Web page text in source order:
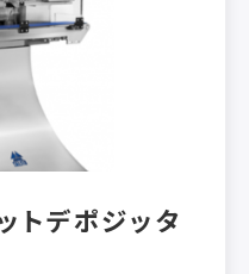
高150mm以
寸法：幅840mm×
量：200kg ■所用
デポジッタ